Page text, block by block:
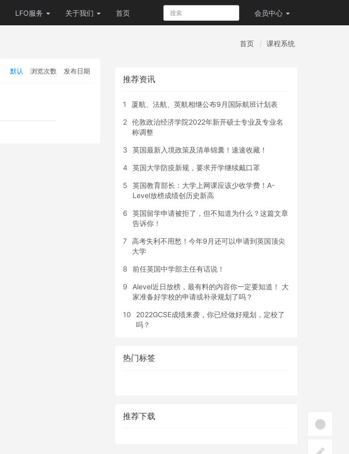
LFO服务 关于我们 首页 会员中心
首页 课程系统
默认 浏览次数 发布日期
推荐资讯
1 厦航、法航、英航相继公布9月国际航班计划表
2 伦敦政治经济学院2022年新开硕士专业及专业名
称调整
3 英国最新入境政策及清单锦囊！速速收藏！
4 英国大学防疫新规，要求开学继续戴口罩
5
英国教育部长：大学上网课应该少收学费！A-
Level放榜成绩创历史新高
6
英国留学申请被拒了，但不知道为什么？这篇文章
告诉你！
7 高考失利不用愁！今年9月还可以申请到英国顶尖
大学
8 前任英国中学部主任有话说！
9
Alevel近日放榜，最有料的内容你一定要知道！ 大
家准备好学校的申请或补录规划了吗？
10
2022GCSE成绩来袭，你已经做好规划，定校了
吗？
热门标签
推荐下载